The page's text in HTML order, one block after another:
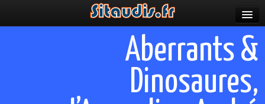
Aberrants &
Dinosaures,